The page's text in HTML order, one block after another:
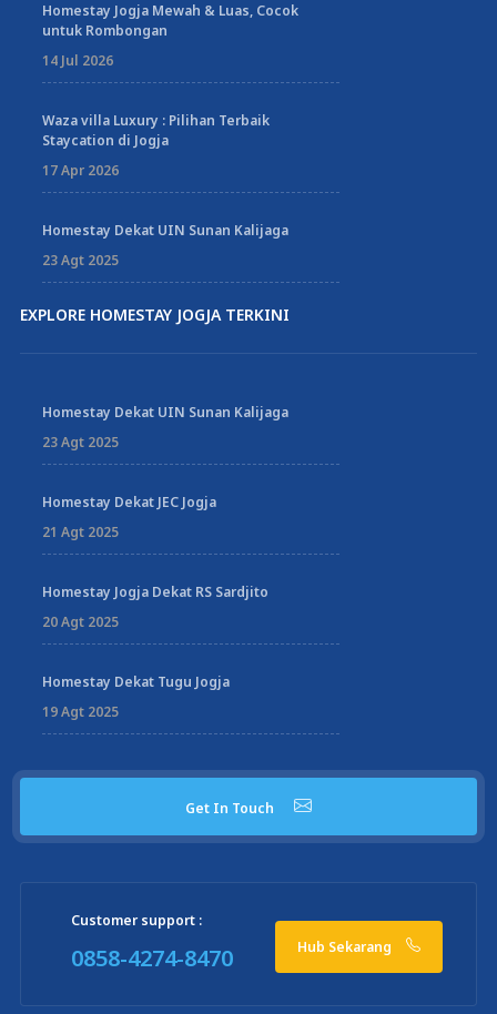
Homestay Jogja Mewah & Luas, Cocok
untuk Rombongan
14 Jul 2026
Waza villa Luxury : Pilihan Terbaik
Staycation di Jogja
17 Apr 2026
Homestay Dekat UIN Sunan Kalijaga
23 Agt 2025
EXPLORE HOMESTAY JOGJA TERKINI
Homestay Dekat UIN Sunan Kalijaga
23 Agt 2025
Homestay Dekat JEC Jogja
21 Agt 2025
Homestay Jogja Dekat RS Sardjito
20 Agt 2025
Homestay Dekat Tugu Jogja
19 Agt 2025
Get In Touch
Customer support :
0858-4274-8470 Hub Sekarang